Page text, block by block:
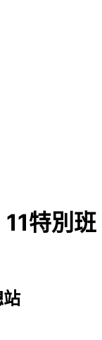
11特別班